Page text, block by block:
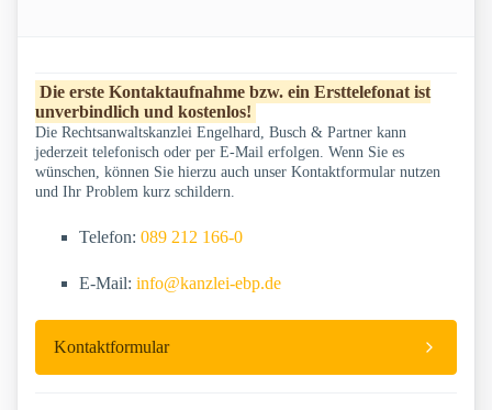
Die erste Kontaktaufnahme bzw. ein Ersttelefonat ist
unverbindlich und kostenlos!
Die Rechtsanwaltskanzlei Engelhard, Busch & Partner kann
jederzeit telefonisch oder per E-Mail erfolgen. Wenn Sie es
wünschen, können Sie hierzu auch unser Kontaktformular nutzen
und Ihr Problem kurz schildern.
Telefon: 089 212 166-0
E-Mail: info@kanzlei-ebp.de
Kontaktformular